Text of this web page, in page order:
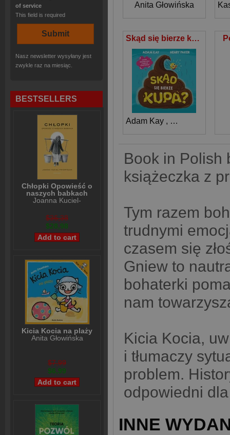
of service
This field is required
Nasz newsletter wysyłany jest
zwykle raz na miesiąc.
BESTSELLERS
Chłopki Opowieść o
naszych babkach
Joanna Kuciel-
$36,38
$28,98
Kicia Kocia na plaży
Anita Głowińska
$7,99
$6,99
Anita Głowińska
Skąd się bierze kupa?
Adam Kay , Henry Paker
Book in Polish
książeczka z
Tym razem
trudnymi
czasem się
Gniew to
bohaterki
nam
Kicia Kocia,
i tłumaczy
problem.
odpowiedni
INNE